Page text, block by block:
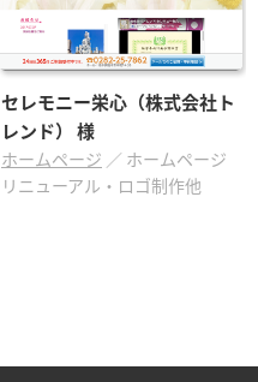
セレモニー栄心（株式会社ト
レンド） 様
ホームページ ／ ホームページ
リニューアル・ロゴ制作他